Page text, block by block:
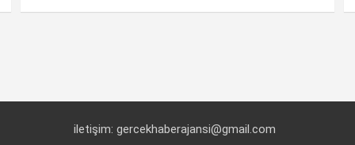
iletişim: gercekhaberajansi@gmail.com